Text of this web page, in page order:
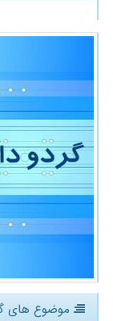
موضوع های